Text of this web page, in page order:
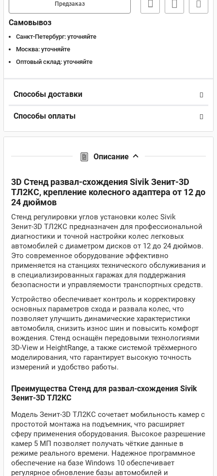
Предзаказ
Самовывоз
Санкт-Петербург: уточняйте
Москва: уточняйте
Оптовый склад: уточняйте
Способы доставки
Способы оплаты
Описание
3D Стенд развал-схождения Sivik Зенит-3D
ТЛ2КС, крепление колесного адаптера от 12 до
24 дюймов
Стенд регулировки углов установки колес Sivik
Зенит-3D ТЛ2КС предназначен для профессиональной
диагностики и точной настройки колес легковых
автомобилей с диаметром дисков от 12 до 24 дюймов.
Это современное оборудование эффективно
применяется на станциях технического обслуживания и
в специализированных гаражах для поддержания
безопасности и управляемости транспортных средств.
Устройство обеспечивает контроль и корректировку
основных параметров схода и развала колес, что
позволяет улучшить динамические характеристики
автомобиля, снизить износ шин и повысить комфорт
вождения. Стенд оснащён передовыми технологиями
3D-View и HeightRange, а также системой трёхмерного
моделирования, что гарантирует высокую точность
измерений и удобство работы.
Преимущества Стенд для развал-схождения Sivik
Зенит-3D ТЛ2КС
Модель Зенит-3D ТЛ2КС сочетает мобильность камер с
простотой монтажа на подъемник, что расширяет
сферу применения оборудования. Высокое разрешение
камер 5 МП позволяет получать чёткие данные в
режиме реального времени. Надежное программное
обеспечение на базе Windows 10 обеспечивает
регулярное обновление базы автомобилей и